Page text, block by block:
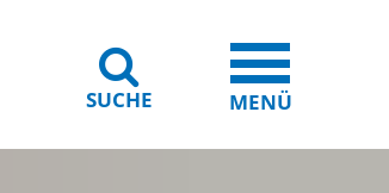
SUCHE MENÜ